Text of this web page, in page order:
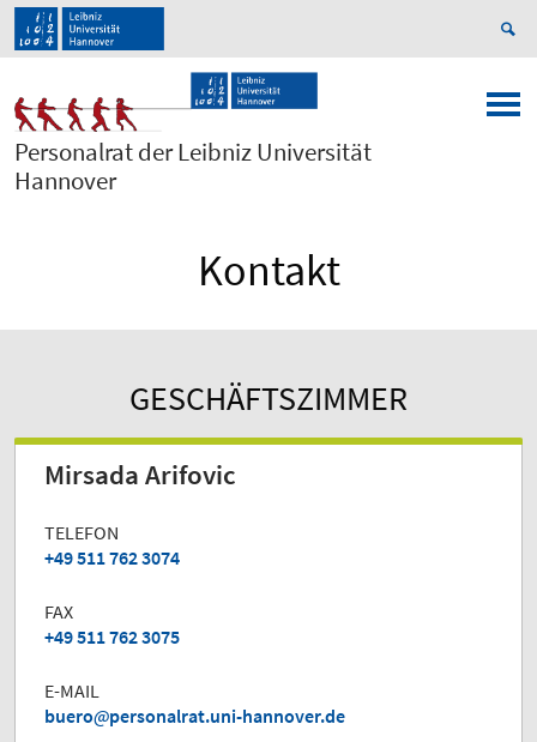
Personalrat der Leibniz Universität
Hannover
Kontakt
GESCHÄFTSZIMMER
Mirsada Arifovic
TELEFON
+49 511 762 3074
FAX
+49 511 762 3075
E-MAIL
buero
personalrat.uni-hannover.de